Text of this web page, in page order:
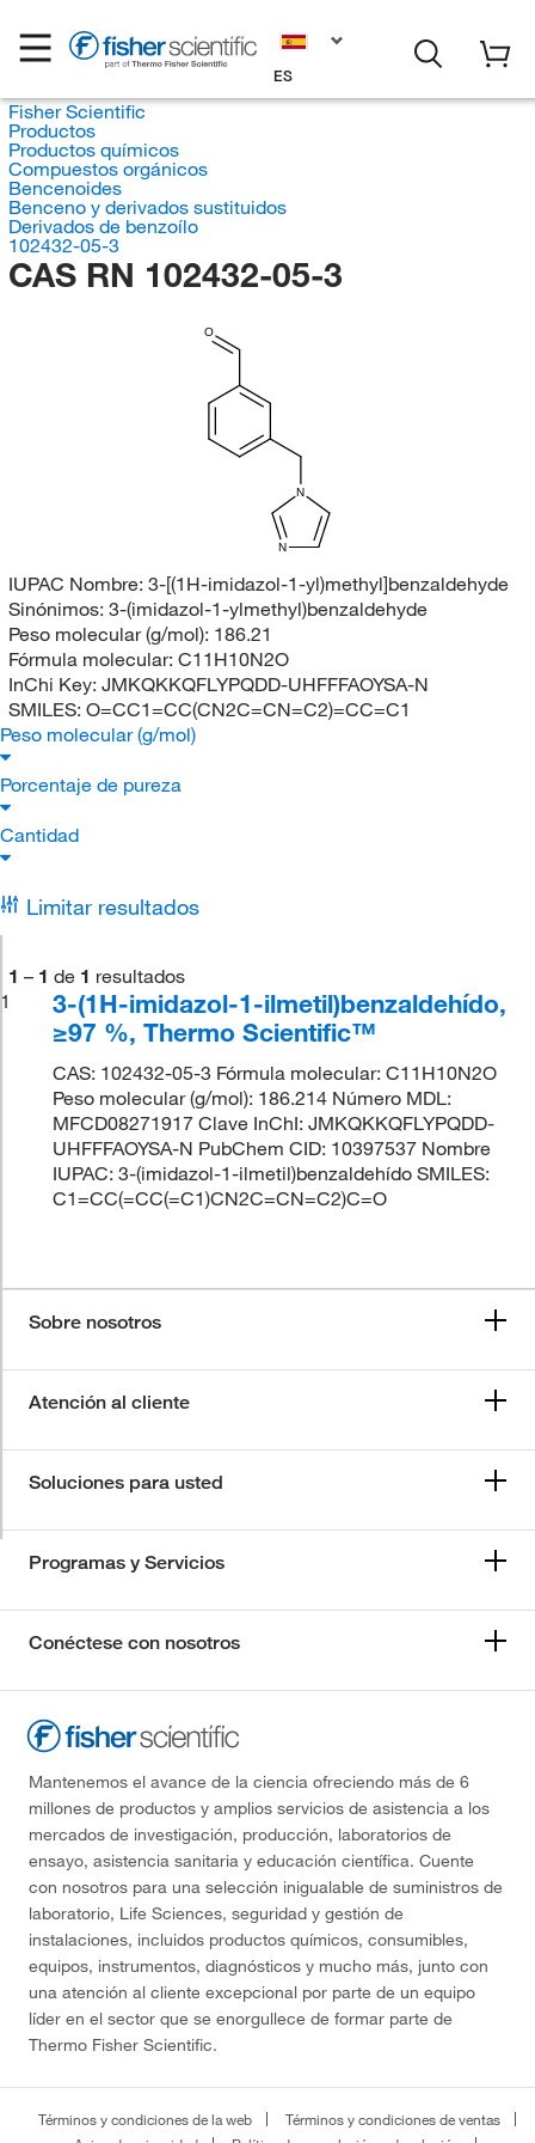
ES
Fisher Scientific
Productos
Productos químicos
Compuestos orgánicos
Bencenoides
Benceno y derivados sustituidos
Derivados de benzoílo
102432-05-3
CAS RN 102432-05-3
N
N
O
IUPAC Nombre: 3-[(1H-imidazol-1-yl)methyl]benzaldehyde
Sinónimos: 3-(imidazol-1-ylmethyl)benzaldehyde
Peso molecular (g/mol): 186.21
Fórmula molecular: C11H10N2O
InChi Key: JMKQKKQFLYPQDD-UHFFFAOYSA-N
SMILES: O=CC1=CC(CN2C=CN=C2)=CC=C1
Peso molecular (g/mol)
Porcentaje de pureza
Cantidad
Limitar resultados
1 – 1 de 1 resultados
1
3-(1H-imidazol-1-ilmetil)benzaldehído,
≥97 %, Thermo Scientific™
CAS: 102432-05-3 Fórmula molecular: C11H10N2O
Peso molecular (g/mol): 186.214 Número MDL:
MFCD08271917 Clave InChI: JMKQKKQFLYPQDD-
UHFFFAOYSA-N PubChem CID: 10397537 Nombre
IUPAC: 3-(imidazol-1-ilmetil)benzaldehído SMILES:
C1=CC(=CC(=C1)CN2C=CN=C2)C=O
Sobre nosotros
Atención al cliente
Soluciones para usted
Programas y Servicios
Conéctese con nosotros
Mantenemos el avance de la ciencia ofreciendo más de 6
millones de productos y amplios servicios de asistencia a los
mercados de investigación, producción, laboratorios de
ensayo, asistencia sanitaria y educación científica. Cuente
con nosotros para una selección inigualable de suministros de
laboratorio, Life Sciences, seguridad y gestión de
instalaciones, incluidos productos químicos, consumibles,
equipos, instrumentos, diagnósticos y mucho más, junto con
una atención al cliente excepcional por parte de un equipo
líder en el sector que se enorgullece de formar parte de
Thermo Fisher Scientific.
Términos y condiciones de la web
Términos y condiciones de ventas